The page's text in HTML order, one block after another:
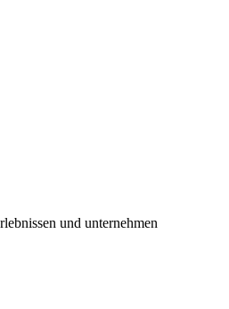
und unternehmen